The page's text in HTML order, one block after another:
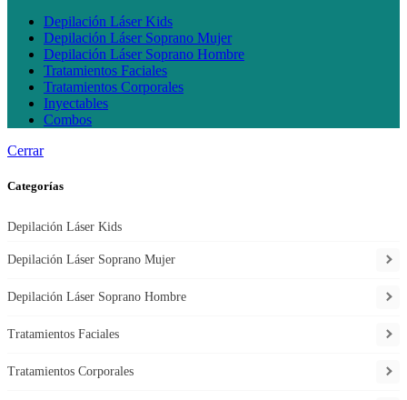
Depilación Láser Kids
Depilación Láser Soprano Mujer
Depilación Láser Soprano Hombre
Tratamientos Faciales
Tratamientos Corporales
Inyectables
Combos
Cerrar
Categorías
Depilación Láser Kids
Depilación Láser Soprano Mujer
Depilación Láser Soprano Hombre
Tratamientos Faciales
Tratamientos Corporales